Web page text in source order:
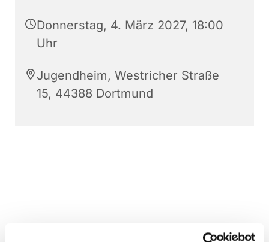
Donnerstag, 4. März 2027, 18:00
Uhr
Jugendheim, Westricher Straße
15, 44388 Dortmund